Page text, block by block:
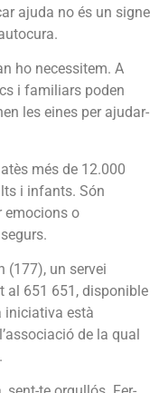
ajuda no és un signe
ho necessitem. A
i familiars poden
les eines per ajudar-
més de 12.000
i infants. Són
emocions o
(177), un servei
al 651 651, disponible
iniciativa està
de la qual